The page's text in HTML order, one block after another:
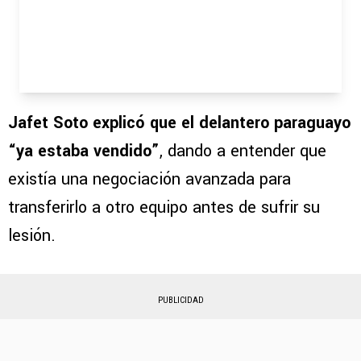
Jafet Soto explicó que el delantero paraguayo
“ya estaba vendido”, dando a entender que
existía una negociación avanzada para
transferirlo a otro equipo antes de sufrir su
lesión.
PUBLICIDAD